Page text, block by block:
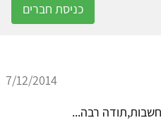
כניסת חברים
7/12/2014
רבה...